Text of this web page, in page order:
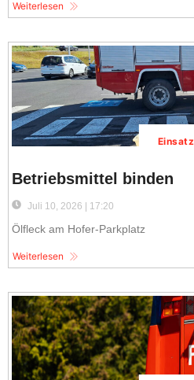
Weiterlesen
Einsatz
Betriebsmittel binden
Juli 10, 2026 | 17:20
Ölfleck am Hofer-Parkplatz
Weiterlesen